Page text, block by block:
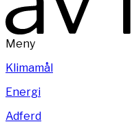
Meny
Klimamål
Energi
Adferd